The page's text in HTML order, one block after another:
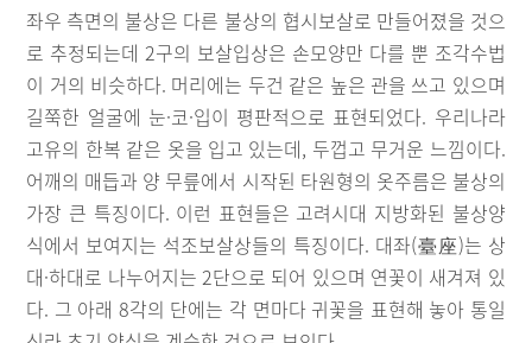
좌우 측면의 불상은 다른 불상의 협시보살로 만들어졌을 것으
로 추정되는데 2구의 보살입상은 손모양만 다를 뿐 조각수법
이 거의 비슷하다. 머리에는 두건 같은 높은 관을 쓰고 있으며
길쭉한 얼굴에 눈·코·입이 평판적으로 표현되었다. 우리나라
고유의 한복 같은 옷을 입고 있는데, 두껍고 무거운 느낌이다.
어깨의 매듭과 양 무릎에서 시작된 타원형의 옷주름은 불상의
가장 큰 특징이다. 이런 표현들은 고려시대 지방화된 불상양
식에서 보여지는 석조보살상들의 특징이다. 대좌(臺座)는 상
대·하대로 나누어지는 2단으로 되어 있으며 연꽃이 새겨져 있
다. 그 아래 8각의 단에는 각 면마다 귀꽃을 표현해 놓아 통일